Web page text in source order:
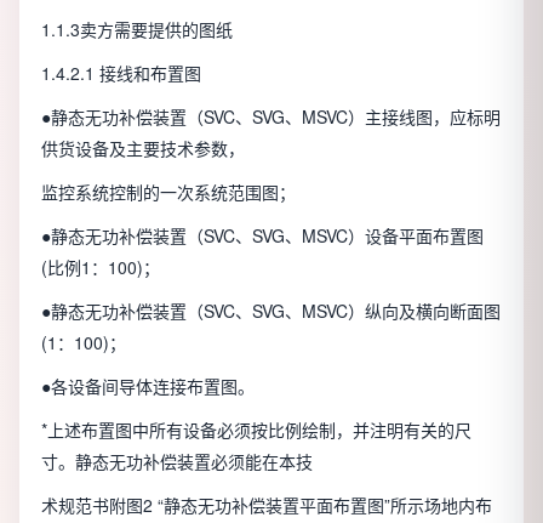
1.1.3卖方需要提供的图纸
1.4.2.1 接线和布置图
●静态无功补偿装置（SVC、SVG、MSVC）主接线图，应标明
供货设备及主要技术参数，
监控系统控制的一次系统范围图；
●静态无功补偿装置（SVC、SVG、MSVC）设备平面布置图
(比例1：100)；
●静态无功补偿装置（SVC、SVG、MSVC）纵向及横向断面图
(1：100)；
●各设备间导体连接布置图。
*上述布置图中所有设备必须按比例绘制，并注明有关的尺
寸。静态无功补偿装置必须能在本技
术规范书附图2 “静态无功补偿装置平面布置图”所示场地内布